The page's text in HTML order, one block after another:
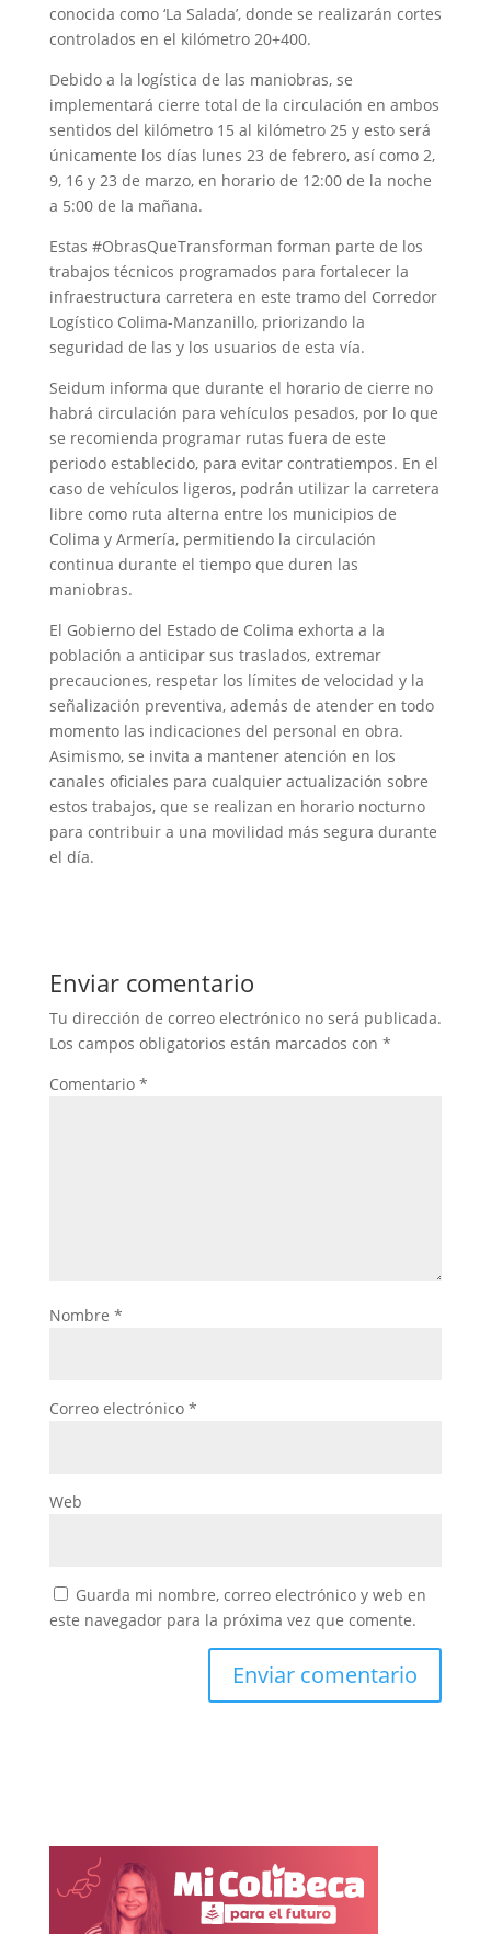
conocida como ‘La Salada’, donde se realizarán cortes
controlados en el kilómetro 20+400.
Debido a la logística de las maniobras, se
implementará cierre total de la circulación en ambos
sentidos del kilómetro 15 al kilómetro 25 y esto será
únicamente los días lunes 23 de febrero, así como 2,
9, 16 y 23 de marzo, en horario de 12:00 de la noche
a 5:00 de la mañana.
Estas #ObrasQueTransforman forman parte de los
trabajos técnicos programados para fortalecer la
infraestructura carretera en este tramo del Corredor
Logístico Colima-Manzanillo, priorizando la
seguridad de las y los usuarios de esta vía.
Seidum informa que durante el horario de cierre no
habrá circulación para vehículos pesados, por lo que
se recomienda programar rutas fuera de este
periodo establecido, para evitar contratiempos. En el
caso de vehículos ligeros, podrán utilizar la carretera
libre como ruta alterna entre los municipios de
Colima y Armería, permitiendo la circulación
continua durante el tiempo que duren las
maniobras.
El Gobierno del Estado de Colima exhorta a la
población a anticipar sus traslados, extremar
precauciones, respetar los límites de velocidad y la
señalización preventiva, además de atender en todo
momento las indicaciones del personal en obra.
Asimismo, se invita a mantener atención en los
canales oficiales para cualquier actualización sobre
estos trabajos, que se realizan en horario nocturno
para contribuir a una movilidad más segura durante
el día.
Enviar comentario
Tu dirección de correo electrónico no será publicada.
Los campos obligatorios están marcados con *
Comentario *
Nombre *
Correo electrónico *
Web
Guarda mi nombre, correo electrónico y web en
este navegador para la próxima vez que comente.